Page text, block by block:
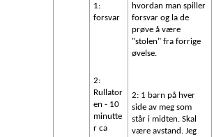
1:
forsvar
2:
Rullator
en - 10
minutte
r ca
hvordan man spiller
forsvar og la de
prøve å være
"stolen" fra forrige
øvelse.
2: 1 barn på hver
side av meg som
står i midten. Skal
være avstand. Jeg